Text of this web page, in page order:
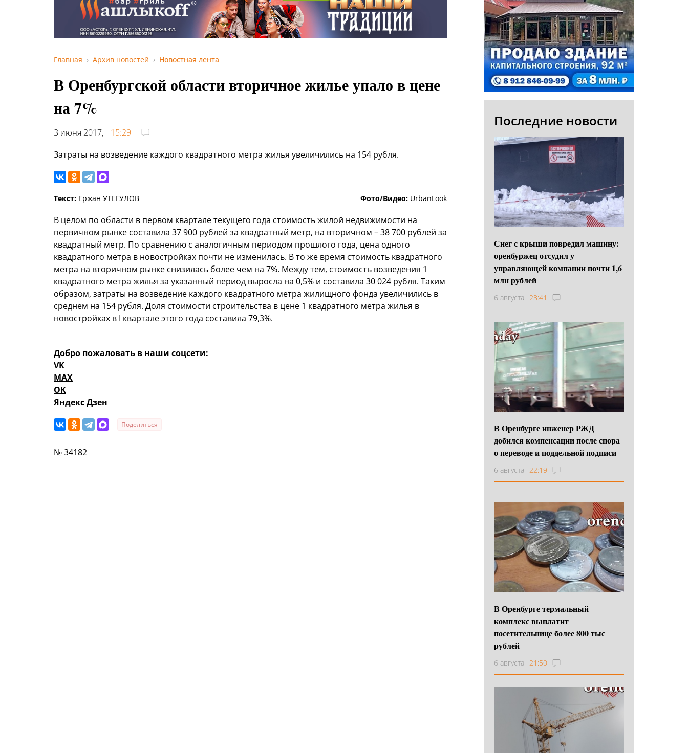
Главная Архив новостей Новостная лента
В Оренбургской области вторичное жилье упало в цене
на 7%
3 июня 2017,
15:29
Затраты на возведение каждого квадратного метра жилья увеличились на 154 рубля.
Текст: Ержан УТЕГУЛОВ Фото/Видео: UrbanLook
В целом по области в первом квартале текущего года стоимость жилой недвижимости на
первичном рынке составила 37 900 рублей за квадратный метр, на вторичном – 38 700 рублей за
квадратный метр. По сравнению с аналогичным периодом прошлого года, цена одного
квадратного метра в новостройках почти не изменилась. В то же время стоимость квадратного
метра на вторичном рынке снизилась более чем на 7%. Между тем, стоимость возведения 1
квадратного метра жилья за указанный период выросла на 0,5% и составила 30 024 рубля. Таким
образом, затраты на возведение каждого квадратного метра жилищного фонда увеличились в
среднем на 154 рубля. Доля стоимости строительства в цене 1 квадратного метра жилья в
новостройках в I квартале этого года составила 79,3%.
Добро пожаловать в наши соцсети:
VK
MAX
OK
Яндекс Дзен
Поделиться
№ 34182
Последние новости
Снег с крыши повредил машину:
оренбуржец отсудил у
управляющей компании почти 1,6
млн рублей
6 августа 23:41
В Оренбурге инженер РЖД
добился компенсации после спора
о переводе и поддельной подписи
6 августа 22:19
В Оренбурге термальный
комплекс выплатит
посетительнице более 800 тыс
рублей
6 августа 21:50